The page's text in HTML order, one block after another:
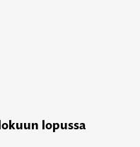
lopussa